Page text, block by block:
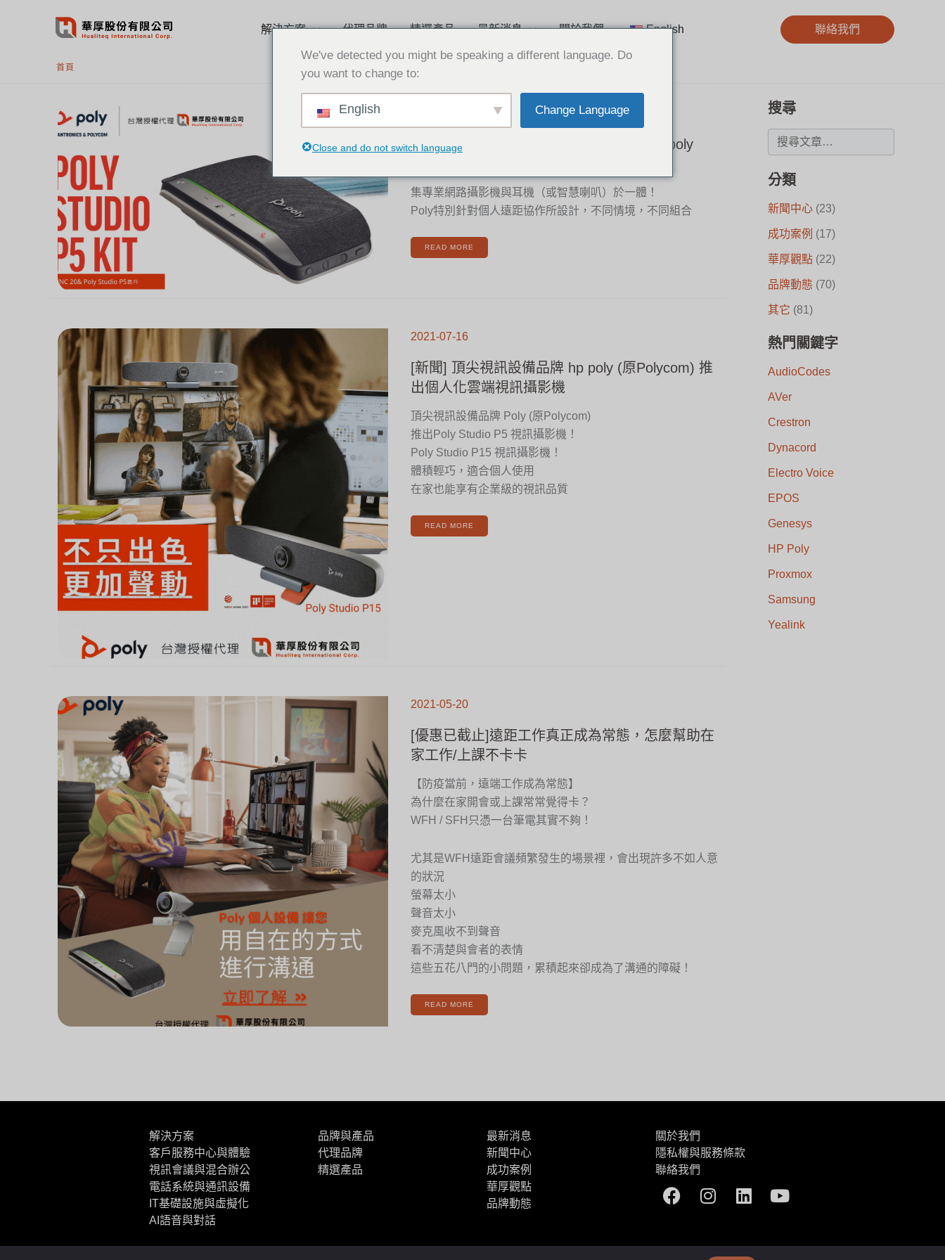
解決方案 代理品牌 精選產品 最新消息 關於我們 English 聯絡我們
首頁
[新聞] 特別針對個人遠距協作所設計的hp poly
集專業網路攝影機與耳機（或智慧喇叭）於一體！
Poly特別針對個人遠距協作所設計，不同情境，不同組合
針
人
作
設
計
的
HP
READ MORE
2021-07-16
[新聞] 頂尖視訊設備品牌 hp poly (原Polycom) 推
出個人化雲端視訊攝影機
頂尖視訊設備品牌 Poly (原Polycom)
推出Poly Studio P5 視訊攝影機！
Poly Studio P15 視訊攝影機！
體積輕巧，適合個人使用
在家也能享有企業級的視訊品質
聞]
頂
設
備
品
牌
HP
POLYCOM)
推
出
個
化
雲
端
視
訊
攝
影
READ MORE
2021-05-20
[優惠已截止]遠距工作真正成為常態，怎麼幫助在
家工作/上課不卡卡
【防疫當前，遠端工作成為常態】
為什麼在家開會或上課常常覺得卡？
WFH / SFH只憑一台筆電其實不夠！
尤其是WFH遠距會議頻繁發生的場景裡，會出現許多不如人意
的狀況
螢幕太小
聲音太小
麥克風收不到聲音
看不清楚與會者的表情
這些五花八門的小問題，累積起來卻成為了溝通的障礙！
惠
已
距
工
正
常
態，
怎
助
在
上
課
卡
卡
READ MORE
搜尋
分類
新聞中心 (23)
成功案例 (17)
華厚觀點 (22)
品牌動態 (70)
其它 (81)
熱門關鍵字
AudioCodes
AVer
Crestron
Dynacord
Electro Voice
EPOS
Genesys
HP Poly
Proxmox
Samsung
Yealink
解決方案
客戶服務中心與體驗
視訊會議與混合辦公
電話系統與通訊設備
IT基礎設施與虛擬化
AI語音與對話
品牌與產品
代理品牌
精選產品
最新消息
新聞中心
成功案例
華厚觀點
品牌動態
關於我們
隱私權與服務條款
聯絡我們
Facebook
Instagram
LinkedinYoutube
We've detected you might be speaking a different language. Do
you want to change to:
English Change Language
Close and do not switch language